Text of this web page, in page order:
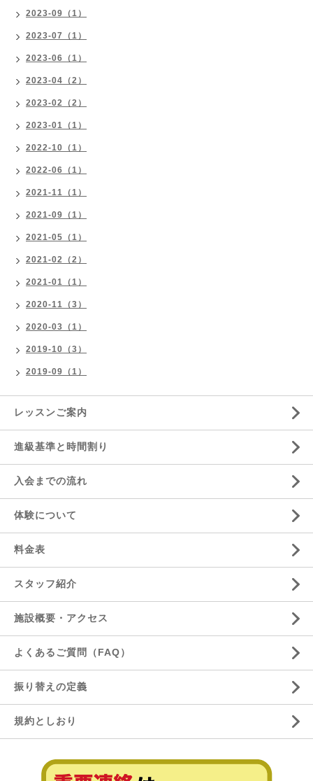
2023-09（1）
2023-07（1）
2023-06（1）
2023-04（2）
2023-02（2）
2023-01（1）
2022-10（1）
2022-06（1）
2021-11（1）
2021-09（1）
2021-05（1）
2021-02（2）
2021-01（1）
2020-11（3）
2020-03（1）
2019-10（3）
2019-09（1）
レッスンご案内
進級基準と時間割り
入会までの流れ
体験について
料金表
スタッフ紹介
施設概要・アクセス
よくあるご質問（FAQ）
振り替えの定義
規約としおり